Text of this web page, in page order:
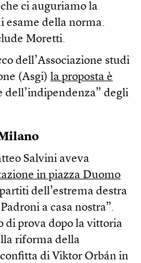
ci auguriamo la
esame della norma.
Moretti.
dell’Associazione studi
(Asgi) la proposta è
dell’indipendenza” degli
Salvini aveva
in piazza Duomo
dell’estrema destra
a casa nostra”.
di prova dopo la vittoria
riforma della
di Viktor Orbán in